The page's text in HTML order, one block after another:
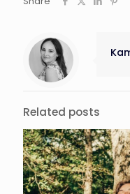
Related posts